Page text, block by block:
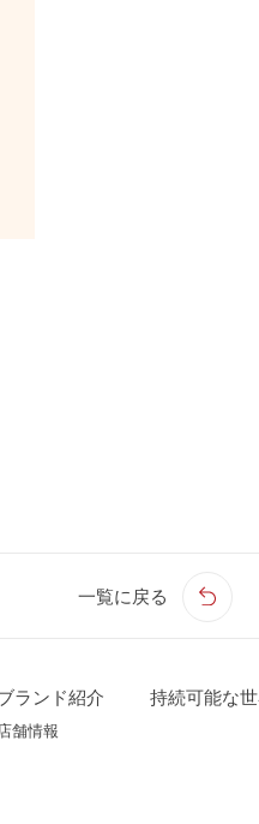
一覧に戻る
ランド紹介
店舗情報
持続可能な